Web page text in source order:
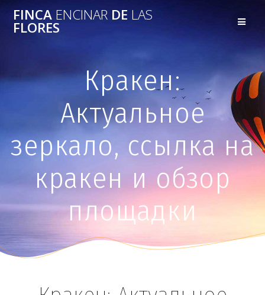
FINCA ENCINAR DE LAS
FLORES
Кракен:
Актуальное
зеркало, ссылка на
кракен и обзор
площадки